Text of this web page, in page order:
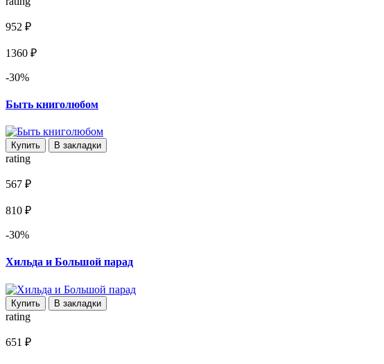
952 ₽
1360 ₽
-30%
Быть книголюбом
Купить В закладки
rating
567 ₽
810 ₽
-30%
Хильда и Большой парад
Купить В закладки
rating
651 ₽